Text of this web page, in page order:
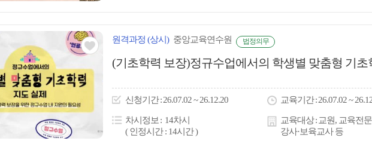
원격과정 (상시) 중앙교육연수원 법정의무
관심
아
(기초학력 보장)정규수업에서의 학생별 맞춤형 기초
신청기간 26.07.02 ~ 26.12.20 교육기간 26.07.02 ~
차시정보
14차시
( 인정시간 : 14시간 )
교육대상 교원, 교육전
강사·보육교사 등